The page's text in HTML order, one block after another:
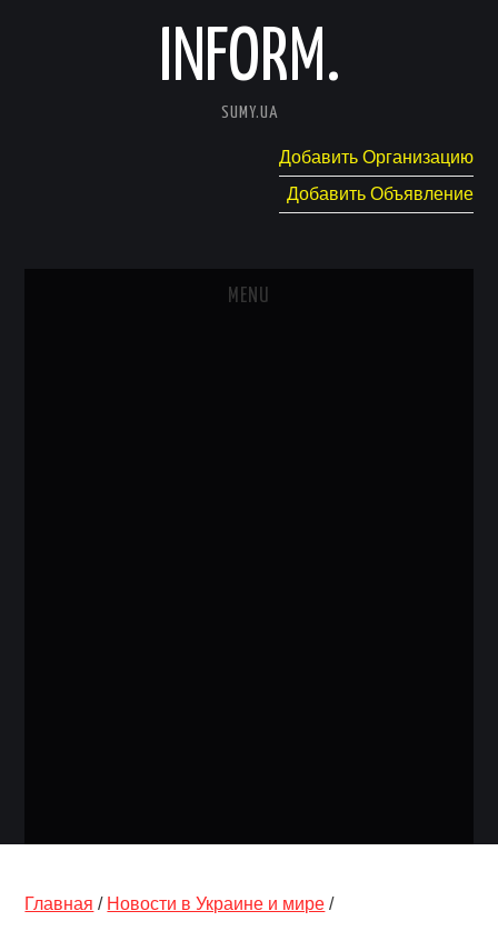
INFORM.
SUMY.UA
Добавить Организацию
Добавить Объявление
MENU
Главная / Новости в Украине и мире /